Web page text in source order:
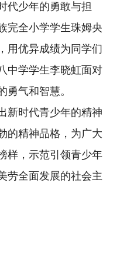
代少年的勇敢与担
完全小学学生珠姆央
用优异成绩为同学们
中学学生李晓虹面对
勇气和智慧。
时代青少年的精神
的精神品格，为广大
样，示范引领青少年
劳全面发展的社会主